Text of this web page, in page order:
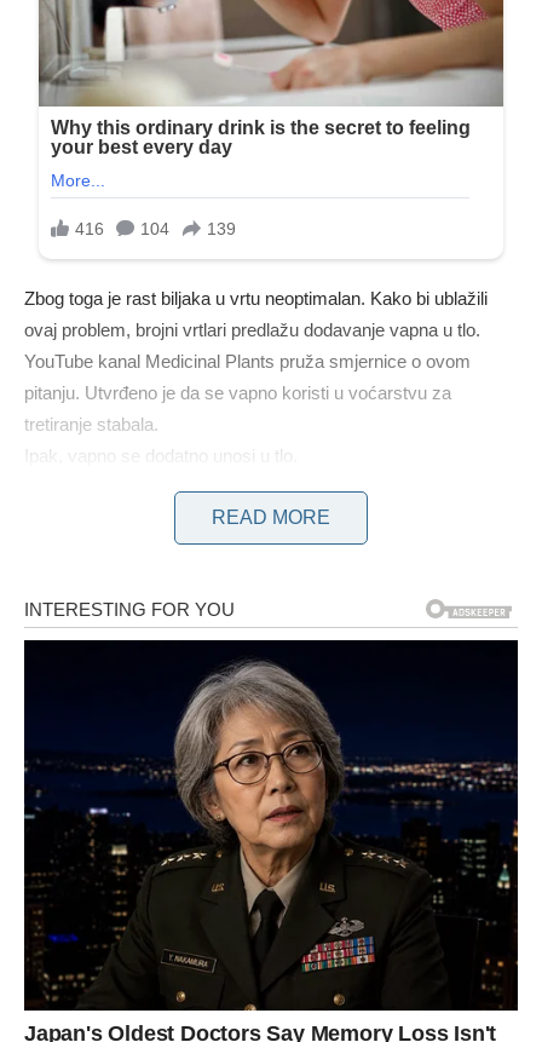
Zbog toga je rast biljaka u vrtu neoptimalan. Kako bi ublažili
ovaj problem, brojni vrtlari predlažu dodavanje vapna u tlo.
YouTube kanal Medicinal Plants pruža smjernice o ovom
pitanju. Utvrđeno je da se vapno koristi u voćarstvu za
tretiranje stabala.
Ipak, vapno se dodatno unosi u tlo.
Poljoprivredno vapno u obliku praha prvenstveno se koristi u
vrtlarstvu za poboljšanje strukture tla i podizanje razine pH.
biljkama u vrtu, što posljedično pridonosi povećanju prinosa.
Vapno se smatra gnojivom zbog svoje sposobnosti opskrbe
biljaka kalcijem. Osim toga, pomaže u upravljanju plijesni,
uobičajenim problemom povezanim s kiselim tlima.
Proces poznat kao kalcifikacija tla obično uključuje dodavanje
vapna u tlo tijekom jeseni, što se podudara s uzgojem svih
biljaka koje ne mogu podnijeti kiselu reakciju u zoni korijena.
Tijekom vegetacije, vapno se može unijeti u tlo oko biljaka
rajčice. Preporučljivo je vapno nanositi u malim količinama i to
na udaljenosti od biljaka, izbjegavajući izravan kontakt s njima.
To će ublažiti vjerojatnost gljivičnih bolesti kojima je rajčica
sklona.
READ MORE